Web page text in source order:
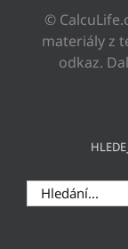
©
materiály z
odkaz.
Hledat: